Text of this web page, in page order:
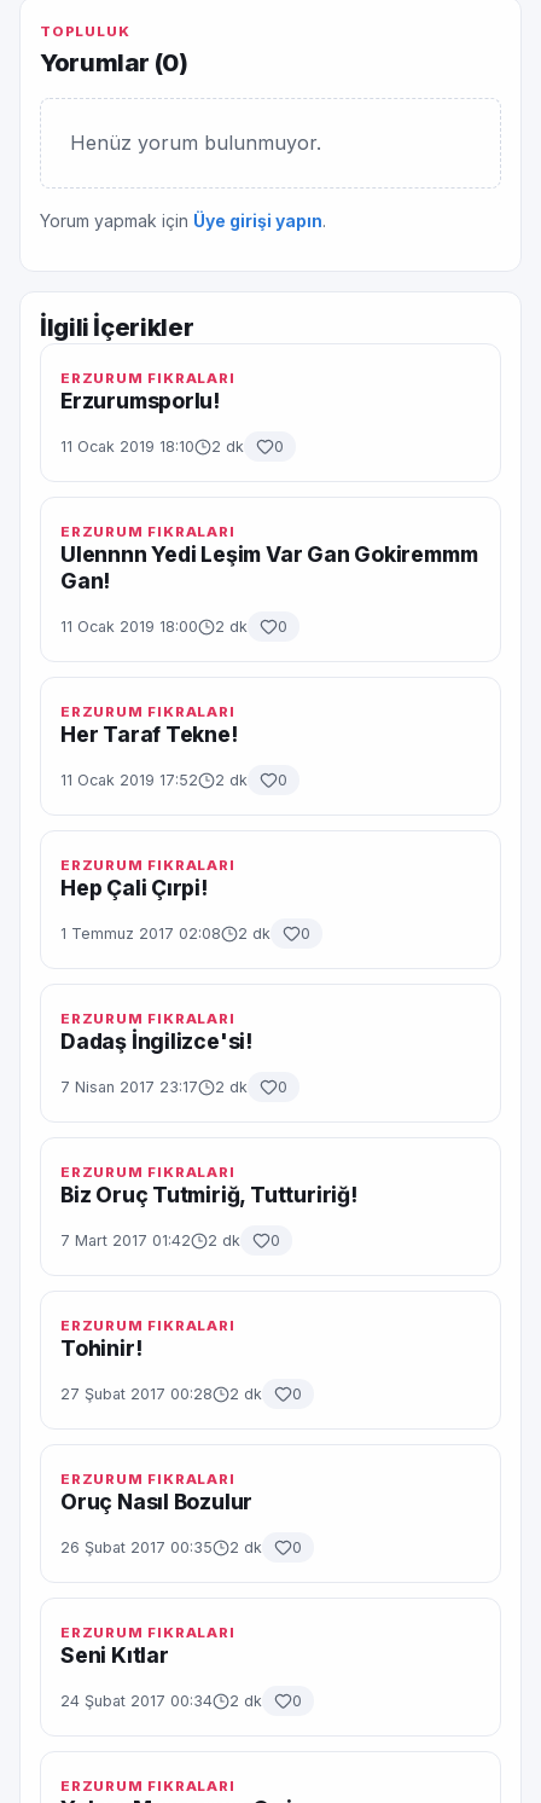
TOPLULUK
Yorumlar (0)
Henüz yorum bulunmuyor.
Yorum yapmak için Üye girişi yapın.
İlgili İçerikler
ERZURUM FIKRALARI
Erzurumsporlu!
11 Ocak 2019 18:10 2 dk 0
ERZURUM FIKRALARI
Ulennnn Yedi Leşim Var Gan Gokiremmm
Gan!
11 Ocak 2019 18:00 2 dk 0
ERZURUM FIKRALARI
Her Taraf Tekne!
11 Ocak 2019 17:52 2 dk 0
ERZURUM FIKRALARI
Hep Çali Çırpi!
1 Temmuz 2017 02:08 2 dk 0
ERZURUM FIKRALARI
Dadaş İngilizce'si!
7 Nisan 2017 23:17 2 dk 0
ERZURUM FIKRALARI
Biz Oruç Tutmiriğ, Tuttuririğ!
7 Mart 2017 01:42 2 dk 0
ERZURUM FIKRALARI
Tohinir!
27 Şubat 2017 00:28 2 dk 0
ERZURUM FIKRALARI
Oruç Nasıl Bozulur
26 Şubat 2017 00:35 2 dk 0
ERZURUM FIKRALARI
Seni Kıtlar
24 Şubat 2017 00:34 2 dk 0
ERZURUM FIKRALARI